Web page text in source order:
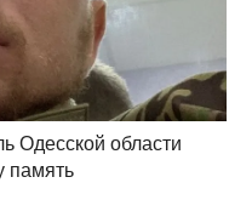
Одесской области
память